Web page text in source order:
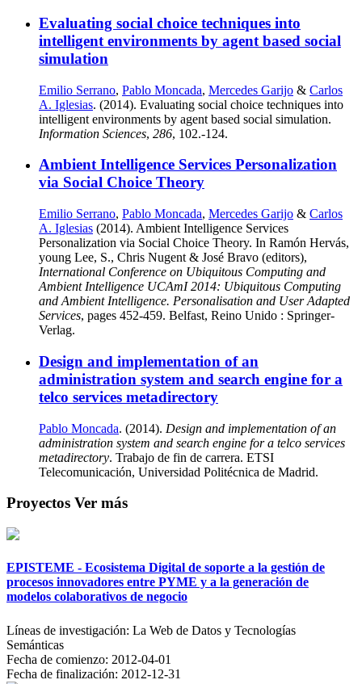
Evaluating social choice techniques into
intelligent environments by agent based social
simulation
Emilio Serrano, Pablo Moncada, Mercedes Garijo & Carlos
A. Iglesias. (2014). Evaluating social choice techniques into
intelligent environments by agent based social simulation.
Information Sciences, 286, 102.-124.
Ambient Intelligence Services Personalization
via Social Choice Theory
Emilio Serrano, Pablo Moncada, Mercedes Garijo & Carlos
A. Iglesias (2014). Ambient Intelligence Services
Personalization via Social Choice Theory. In Ramón Hervás,
young Lee, S., Chris Nugent & José Bravo (editors),
International Conference on Ubiquitous Computing and
Ambient Intelligence UCAmI 2014: Ubiquitous Computing
and Ambient Intelligence. Personalisation and User Adapted
Services, pages 452-459. Belfast, Reino Unido : Springer-
Verlag.
Design and implementation of an
administration system and search engine for a
telco services metadirectory
Pablo Moncada. (2014). Design and implementation of an
administration system and search engine for a telco services
metadirectory. Trabajo de fin de carrera. ETSI
Telecomunicación, Universidad Politécnica de Madrid.
Proyectos Ver más
EPISTEME - Ecosistema Digital de soporte a la gestión de
procesos innovadores entre PYME y a la generación de
modelos colaborativos de negocio
Líneas de investigación: La Web de Datos y Tecnologías
Semánticas
Fecha de comienzo: 2012-04-01
Fecha de finalización: 2012-12-31